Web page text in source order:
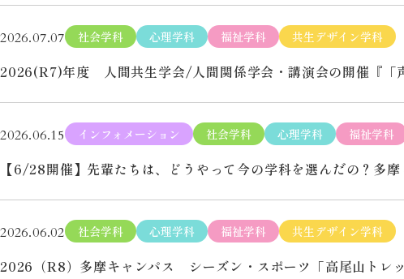
2026.07.07 社会学科 心理学科 福祉学科 共生デザイン学科
2026(R7)年度 人間共生学会/人間関係学会・講演会の開催『「
2026.06.15 インフォメーション 社会学科 心理学科 福祉学科
【6/28開催】先輩たちは、どうやって今の学科を選んだの？多
2026.06.02 社会学科 心理学科 福祉学科 共生デザイン学科
2026（R8）多摩キャンパス シーズン・スポーツ「高尾山トレ